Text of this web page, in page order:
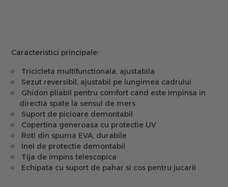
Caracteristici principale:
Tricicleta multifunctionala, ajustabila
Sezut reversibil, ajustabil pe lungimea cadrului
Ghidon pliabil pentru comfort cand este impinsa in
directia spate la sensul de mers
Suport de picioare demontabil
Copertina generoasa cu protectie UV
Roti din spuma EVA, durabile
Inel de protectie demontabil
Tija de impins telescopica
Echipata cu suport de pahar si cos pentru jucarii